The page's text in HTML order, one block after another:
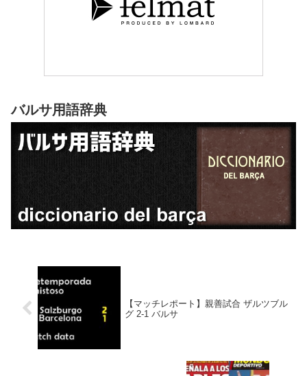
バルサ用語辞典
【マッチレポート】親善試合 ザルツブル
グ 2-1 バルサ